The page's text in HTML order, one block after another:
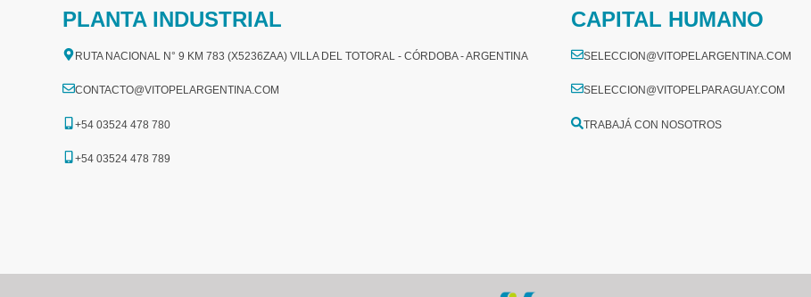
PLANTA INDUSTRIAL
RUTA NACIONAL N° 9 KM 783 (X5236ZAA) VILLA DEL TOTORAL - CÓRDOBA - ARGENTINA
CONTACTO@VITOPELARGENTINA.COM
+54 03524 478 780​
+54 03524 478 789​
CAPITAL HUMANO
SELECCION@VITOPELARGENTINA.COM
SELECCION@VITOPELPARAGUAY.COM
TRABAJÁ CON NOSOTROS